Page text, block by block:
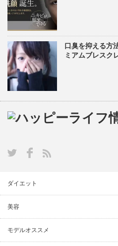
口臭を抑える方
ミアムブレスク
ダイエット
美容
モデルオススメ